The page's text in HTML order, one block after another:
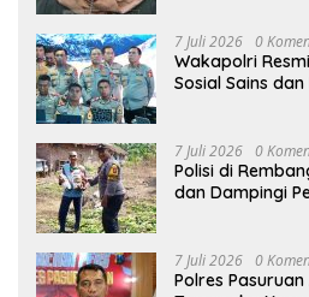
7 Juli 2026 0
Wakapolri
Sosial Sains
7 Juli 2026 0
Polisi di
dan Dampingi
7 Juli 2026 0
Polres